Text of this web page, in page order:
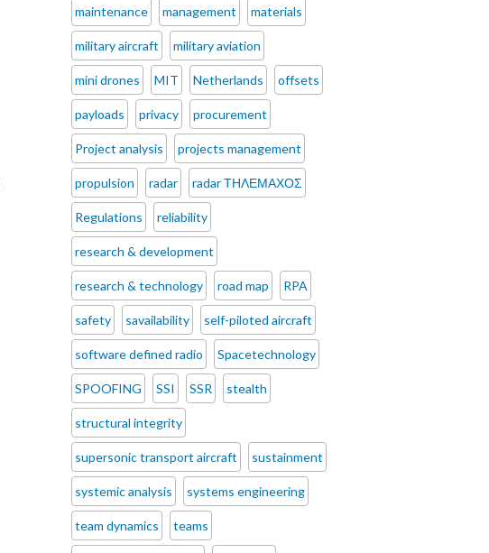
maintenance management materials
military aircraft military aviation
mini drones MIT Netherlands offsets
payloads privacy procurement
Project analysis projects management
propulsion radar radar ΤΗΛΕΜΑΧΟΣ
Regulations reliability
research & development
research & technology road map RPA
safety savailability self-piloted aircraft
software defined radio Spacetechnology
SPOOFING SSI SSR stealth
structural integrity
supersonic transport aircraft sustainment
systemic analysis systems engineering
team dynamics teams